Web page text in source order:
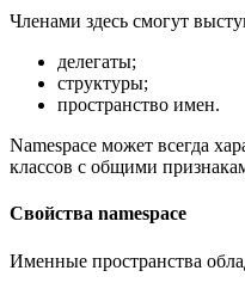
Членами здесь смогут
делегаты;
структуры;
пространство имен.
Namespace может всегда
классов с общими
Свойства namespace
Именные пространства